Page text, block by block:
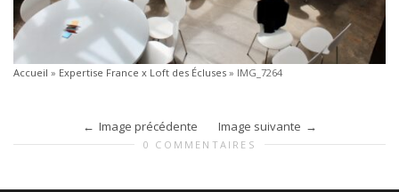
Accueil » Expertise France x Loft des Écluses » IMG_7264
Image précédente Image suivante
0 COMMENTAIRES